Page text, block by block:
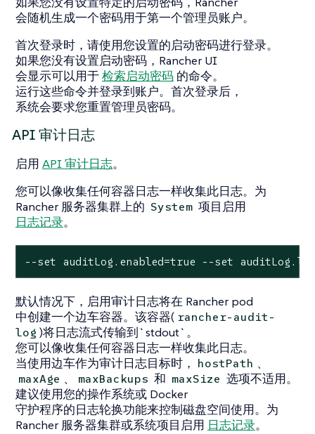
会随机生成一个密码用于第一个管理员账户。
首次登录时，请使用您设置的启动密码进行登录。
如果您没有设置启动密码，Rancher UI
会显示可以用于检索启动密码 的命令。
运行这些命令并登录到账户。首次登录后，
系统会要求您重置管理员密码。
API 审计日志
启用 API 审计日志。
您可以像收集任何容器日志一样收集此日志。为
Rancher 服务器集群上的 System 项目启用
日志记录。
--set auditLog.enabled=true --set
默认情况下，启用审计日志将在 Rancher pod
中创建一个边车容器。该容器( rancher-audit-
log )将日志流式传输到`stdout`。
您可以像收集任何容器日志一样收集此日志。
当使用边车作为审计日志目标时， hostPath 、
maxAge 、 maxBackups 和 maxSize 选项不适用。
建议使用您的操作系统或 Docker
守护程序的日志轮换功能来控制磁盘空间使用。为
Rancher 服务器集群或系统项目启用 日志记录。